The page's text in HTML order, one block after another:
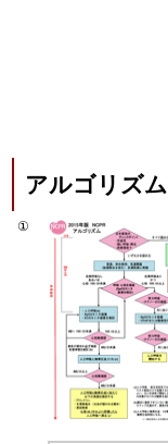
アルゴリズ
①